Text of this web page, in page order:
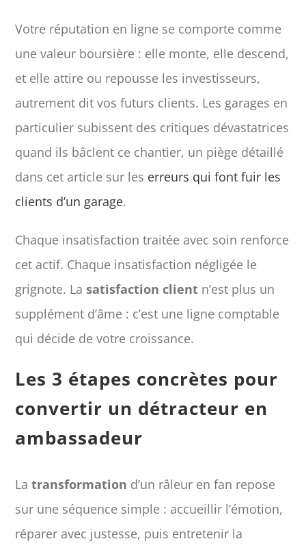
Votre réputation en ligne se comporte comme
une valeur boursière : elle monte, elle descend,
et elle attire ou repousse les investisseurs,
autrement dit vos futurs clients. Les garages en
particulier subissent des critiques dévastatrices
quand ils bâclent ce chantier, un piège détaillé
dans cet article sur les erreurs qui font fuir les
clients d’un garage.
Chaque insatisfaction traitée avec soin renforce
cet actif. Chaque insatisfaction négligée le
grignote. Lasatisfaction client n’est plus un
supplément d’âme : c’est une ligne comptable
qui décide de votre croissance.
Les 3 étapes concrètes pour
convertir un détracteur en
ambassadeur
Latransformation d’un râleur en fan repose
sur une séquence simple : accueillir l’émotion,
réparer avec justesse, puis entretenir la